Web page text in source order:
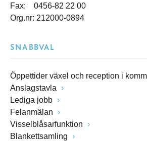
Fax: 0456-82 22 00
Org.nr: 212000-0894
SNABBVAL
Öppettider växel och reception i
Anslagstavla
Lediga jobb
Felanmälan
Visselblåsarfunktion
Blankettsamling